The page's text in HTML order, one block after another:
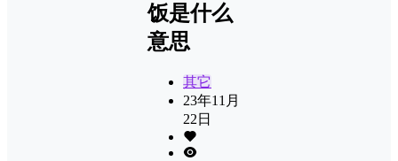
饭是什么
意思
其它
23年11月
22日